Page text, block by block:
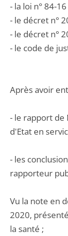
- la loi n° 84-
- le décret n°
- le décret n°
- le code de
Après avoir
- le rapport de
d'Etat en
- les
rapporteur
Vu la note en
2020,
la santé ;